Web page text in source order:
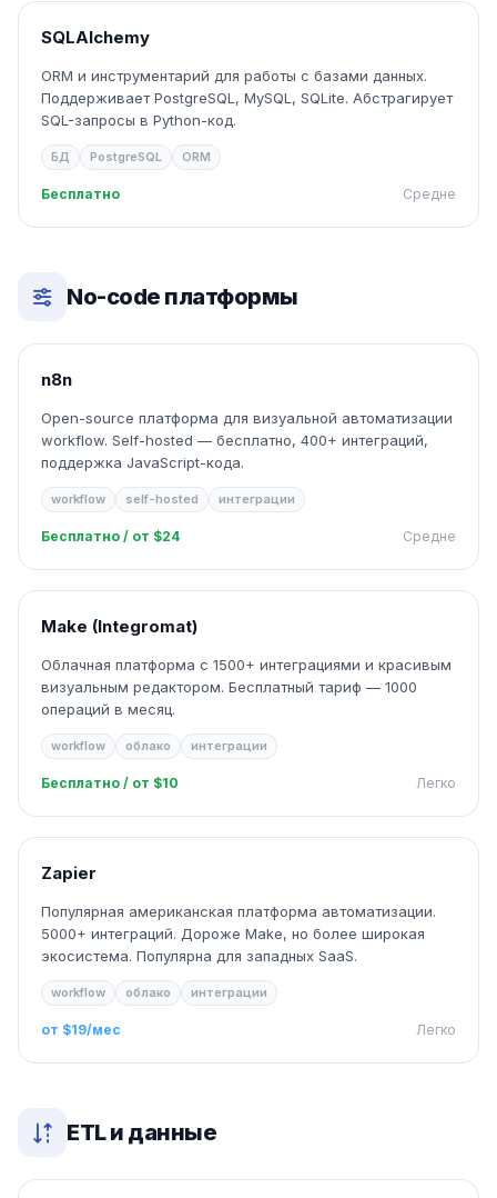
SQLAlchemy
ORM и инструментарий для работы с базами данных.
Поддерживает PostgreSQL, MySQL, SQLite. Абстрагирует
SQL-запросы в Python-код.
БД PostgreSQL ORM
Бесплатно Средне
No-code платформы
n8n
Open-source платформа для визуальной автоматизации
workflow. Self-hosted — бесплатно, 400+ интеграций,
поддержка JavaScript-кода.
workflow self-hosted интеграции
Бесплатно / от $24 Средне
Make (Integromat)
Облачная платформа с 1500+ интеграциями и красивым
визуальным редактором. Бесплатный тариф — 1000
операций в месяц.
workflow облако интеграции
Бесплатно / от $10 Легко
Zapier
Популярная американская платформа автоматизации.
5000+ интеграций. Дороже Make, но более широкая
экосистема. Популярна для западных SaaS.
workflow облако интеграции
от $19/мес Легко
ETL и данные